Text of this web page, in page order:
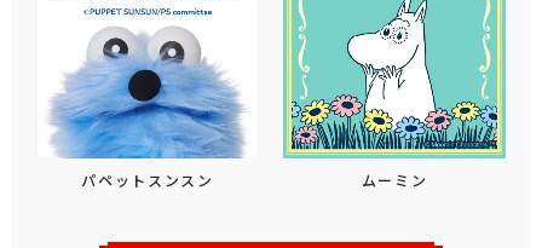
パペットスンスン ムーミン